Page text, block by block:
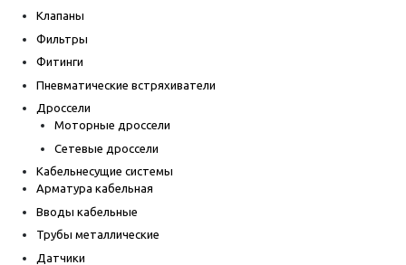
Клапаны
Фильтры
Фитинги
Пневматические встряхиватели
Дроссели
Моторные дроссели
Сетевые дроссели
Кабельнесущие системы
Арматура кабельная
Вводы кабельные
Трубы металлические
Датчики